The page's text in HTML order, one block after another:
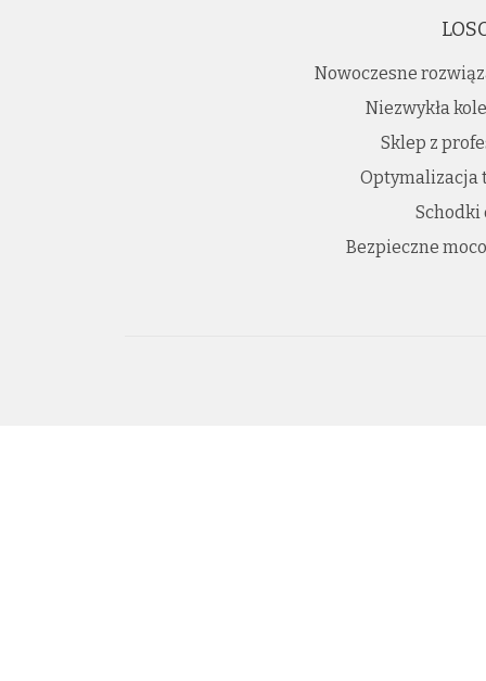
Nowoczesne
Niezwykła
Sklep z
Optymalizacja
Schodki
Bezpieczne